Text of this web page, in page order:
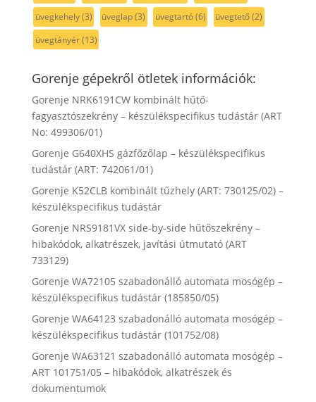
üvegkehely(3) üveglap(3) üvegtartó(6) üvegtető(2)
üvegtányér(13)
Gorenje gépekről ötletek információk:
Gorenje NRK6191CW kombinált hűtő-
fagyasztószekrény – készülékspecifikus tudástár (ART
No: 499306/01)
Gorenje G640XHS gázfőzőlap – készülékspecifikus
tudástár (ART: 742061/01)
Gorenje K52CLB kombinált tűzhely (ART: 730125/02) –
készülékspecifikus tudástár
Gorenje NRS9181VX side-by-side hűtőszekrény –
hibakódok, alkatrészek, javítási útmutató (ART
733129)
Gorenje WA72105 szabadonálló automata mosógép –
készülékspecifikus tudástár (185850/05)
Gorenje WA64123 szabadonálló automata mosógép –
készülékspecifikus tudástár (101752/08)
Gorenje WA63121 szabadonálló automata mosógép –
ART 101751/05 – hibakódok, alkatrészek és
dokumentumok